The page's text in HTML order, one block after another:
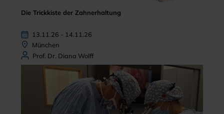
Die Trickkiste der Zahnerhaltung
13.11.26 - 14.11.26
München
Prof. Dr. Diana Wolff